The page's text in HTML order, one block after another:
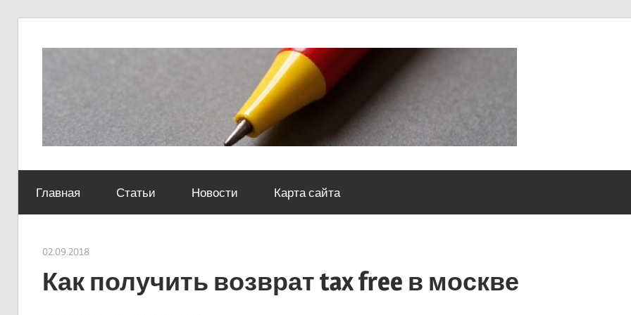
юридический
центр
Главная Статьи Новости Карта сайта
02.09.2018Евгений Георгиевич
Как получить возврат tax free в москве